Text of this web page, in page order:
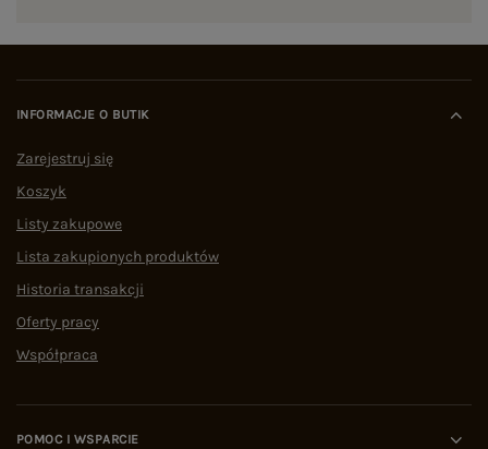
INFORMACJE O BUTIK
Zarejestruj się
Koszyk
Listy zakupowe
Lista zakupionych produktów
Historia transakcji
Oferty pracy
Współpraca
POMOC I WSPARCIE